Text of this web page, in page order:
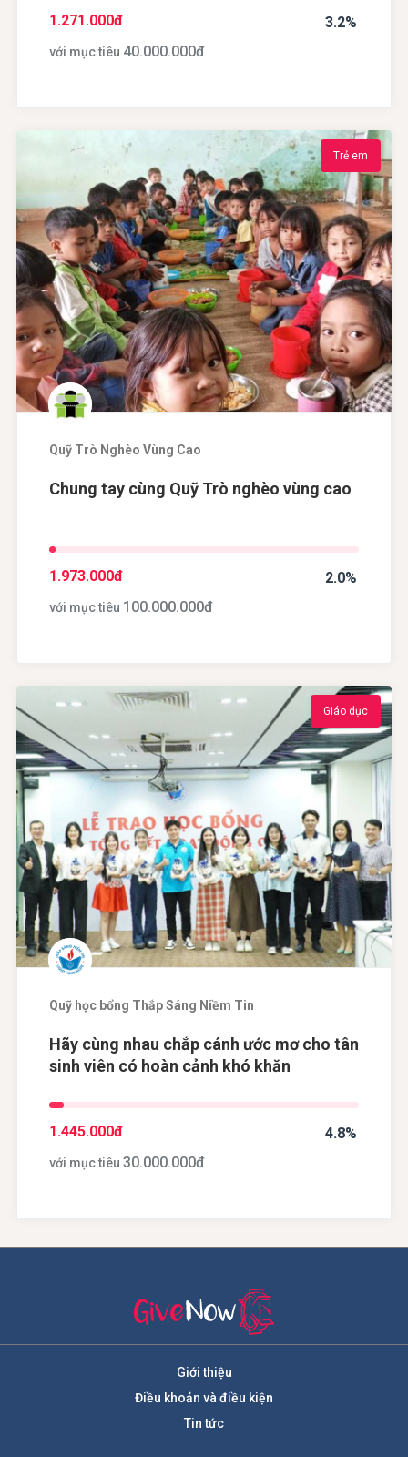
3.2%
1.271.000đ
với mục tiêu 40.000.000đ
Trẻ em
Quỹ Trò Nghèo Vùng Cao
Chung tay cùng Quỹ Trò nghèo vùng cao
2.0%
1.973.000đ
với mục tiêu 100.000.000đ
Giáo dục
Quỹ học bổng Thắp Sáng Niềm Tin
Hãy cùng nhau chắp cánh ước mơ cho tân
sinh viên có hoàn cảnh khó khăn
4.8%
1.445.000đ
với mục tiêu 30.000.000đ
Giới thiệu
Điều khoản và điều kiện
Tin tức